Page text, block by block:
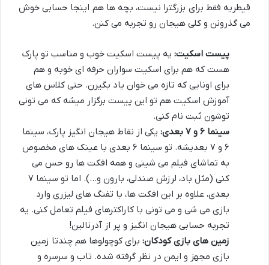
قیطریه فقط برای بزرگترا نیست، بچه ها هم اینجا حسابی خوش
می گذرونن و کلی هیجان رو تجربه می کنن.
پیست اسکیت: یه پیست اسکیت خوب و مناسب تو پارک
هست که هم برای اسکیت سواران حرفه ای خوبه و هم
برای اونایی که تازه می خوان یاد بگیرن. حتی کلاس های
آموزش اسکیت هم تو این پیست برگزار میشه که می تونی
توشون ثبت نام کنی.
سینما ۶ و ۷ بعدی:
یکی از نقاط هیجان انگیز پارک، سینما
۶ و ۷ بعدیشه. تو سینما ۶ بعدی با عینک های مخصوص
به تماشای فیلم می شینی و همه افکت ها رو حس می
کنی (مثل باد، لرزش صندلی، بارون و…). اما تو سینما ۷
بعدی، علاوه بر این افکت ها، با تفنگ های لیزری وارد
بازی می شی و می تونی با کاراکترهای فیلم تعامل کنی. یه
تجربه حسابی هیجان انگیز و پر از آدرنالین!
زمین های بازی کودکان: برای کوچولوها هم چندتا زمین
بازی مجهز و ایمن در نظر گرفته شده. تاب و سرسره و